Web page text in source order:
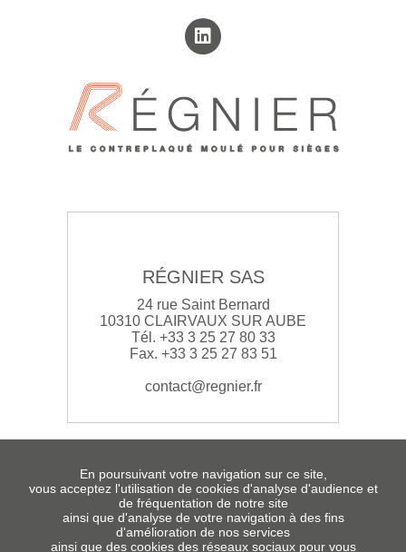
En poursuivant votre navigation sur ce site,
vous acceptez l'utilisation de cookies d'analyse d'audience et
de fréquentation de notre site
ainsi que d'analyse de votre navigation à des fins
d'amélioration de nos services
ainsi que des cookies des réseaux sociaux pour vous
RÉGNIER SAS
24 rue Saint Bernard
10310 CLAIRVAUX SUR AUBE
Tél. +33 3 25 27 80 33
Fax. +33 3 25 27 83 51
contact@regnier.fr